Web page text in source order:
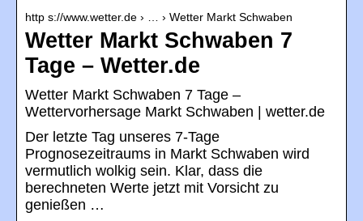
http s://www.wetter.de › … › Wetter Markt Schwaben
Wetter Markt Schwaben 7
Tage – Wetter.de
Wetter Markt Schwaben 7 Tage –
Wettervorhersage Markt Schwaben | wetter.de
Der letzte Tag unseres 7-Tage
Prognosezeitraums in Markt Schwaben wird
vermutlich wolkig sein. Klar, dass die
berechneten Werte jetzt mit Vorsicht zu
genießen …